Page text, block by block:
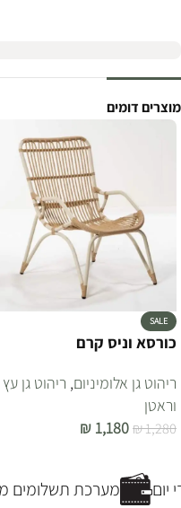
מוצרים דומים
SALE
כורסא וניס קרם
ריהוט גן אלומיניום, ריהוט גן עץ
וראטן
₪1,280
₪ 1,180
מערכת תשלומים